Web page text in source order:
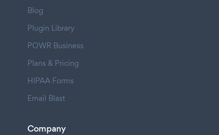
Blog
Plugin Library
POWR Business
Plans & Pricing
HIPAA Forms
Email Blast
Company